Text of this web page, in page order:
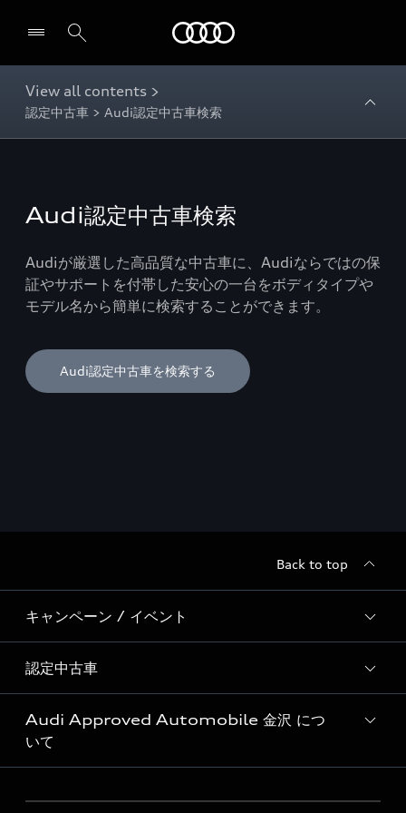
View all contents >
認定中古車 > Audi認定中古車検索
Audi認定中古車検索
Audiが厳選した高品質な中古車に、Audiならではの保
証やサポートを付帯した安心の一台をボディタイプや
モデル名から簡単に検索することができます。
Audi認定中古車を検索する
Back to top
キャンペーン / イベント
ディーラー独自イベント
認定中古車
Audi認定中古車検索
Audi Approved Automobile 金沢 につ
いて
店舗情報